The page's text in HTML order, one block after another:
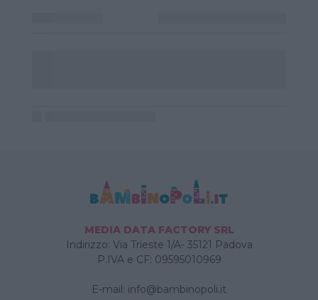
MEDIA DATA FACTORY SRL
Indirizzo: Via Trieste 1/A- 35121 Padova
P.IVA e CF: 09595010969
E-mail: info@bambinopoli.it